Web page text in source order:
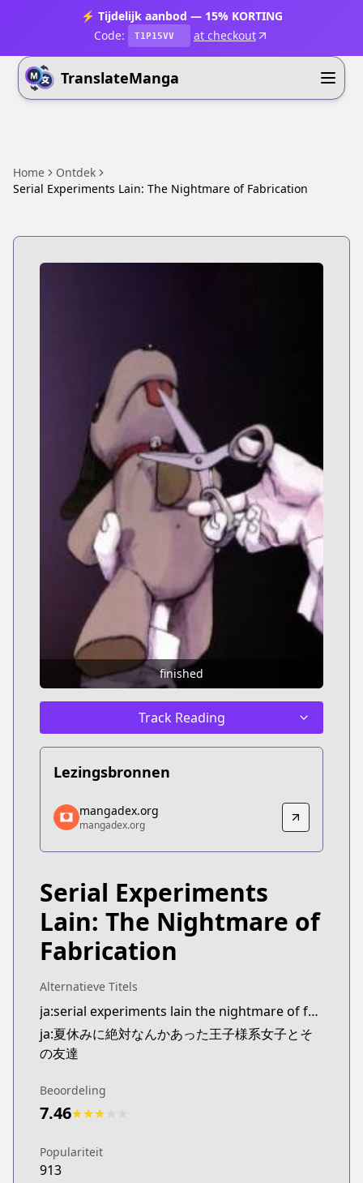
⚡ Tijdelijk aanbod — 15% KORTING
Code:
T1P15VV at checkout
TranslateManga
Home
Ontdek
Serial Experiments Lain: The Nightmare of Fabrication
finished
Track Reading
Lezingsbronnen
mangadex.org
mangadex.org
https://mangadex.org/title/bc373fdf-0838-4683-
mangadex.org
mangadex.org
Serial Experiments
Lain: The Nightmare of
Fabrication
Alternatieve Titels
ja:serial experiments lain the nightmare of fabrication
ja:夏休みに絶対なんかあった王子様系女子とそ
の友達
Beoordeling
7.46★★★
Populariteit
913